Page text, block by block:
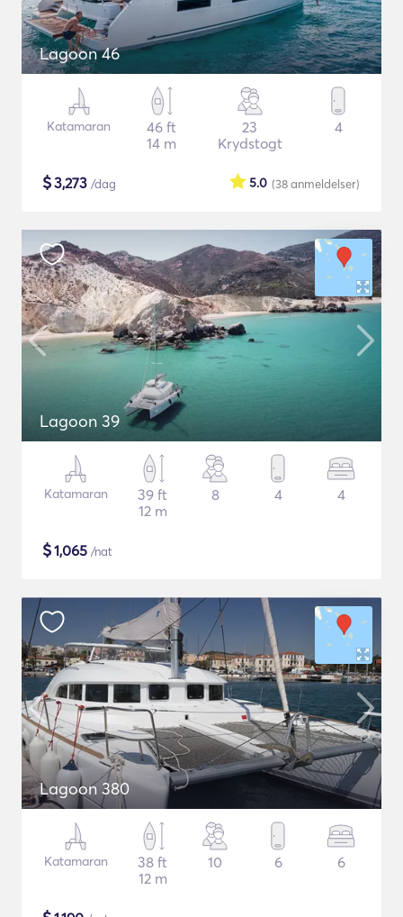
Lagoon 46
Katamaran
46 ft
14 m
23
Krydstogt
4
$3,273 /dag (38anmeldelser)
5.0
Lagoon 39
Katamaran
39 ft
12 m
8 4 4
$1,065 /nat
Lagoon 380
Katamaran
38 ft
12 m
10 6 6